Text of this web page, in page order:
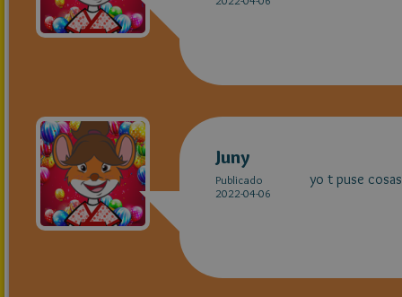
Juny
Publicado
2022-04-06
yo t puse cosas